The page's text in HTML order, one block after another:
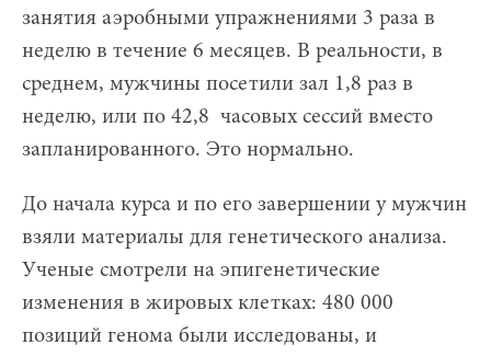
занятия аэробными упражнениями 3 раза в
неделю в течение 6 месяцев. В реальности, в
среднем, мужчины посетили зал 1,8 раз в
неделю, или по 42,8 часовых сессий вместо
запланированного. Это нормально.
До начала курса и по его завершении у мужчин
взяли материалы для генетического анализа.
Ученые смотрели на эпигенетические
изменения в жировых клетках: 480 000
позиций генома были исследованы, и